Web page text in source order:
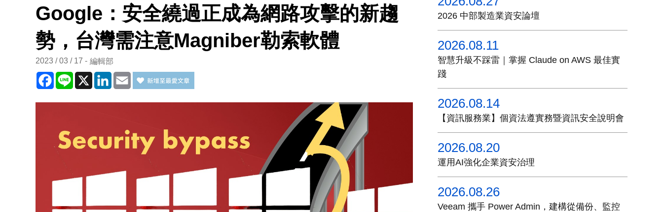
Google：安全繞過正成為網路攻擊的新趨
勢，台灣需注意Magniber勒索軟體
2023 / 03 / 17 編輯部
Facebook
Line X LinkedInEmail
2026 中部製造業資安論壇
2026.08.11
智慧升級不踩雷｜掌握 Claude on AWS 最佳實
踐
2026.08.14
【資訊服務業】個資法遵實務暨資訊安全說明會
2026.08.20
運用AI強化企業資安治理
2026.08.26
Veeam 攜手 Power Admin，建構從備份、監控